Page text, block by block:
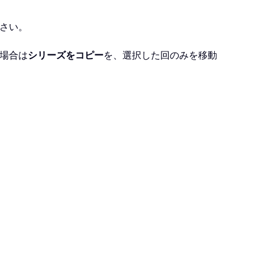
い。
合はシリーズをコピーを、選択した回のみを移動